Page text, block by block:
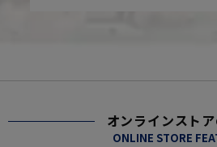
オンラインスト
ONLINE STORE